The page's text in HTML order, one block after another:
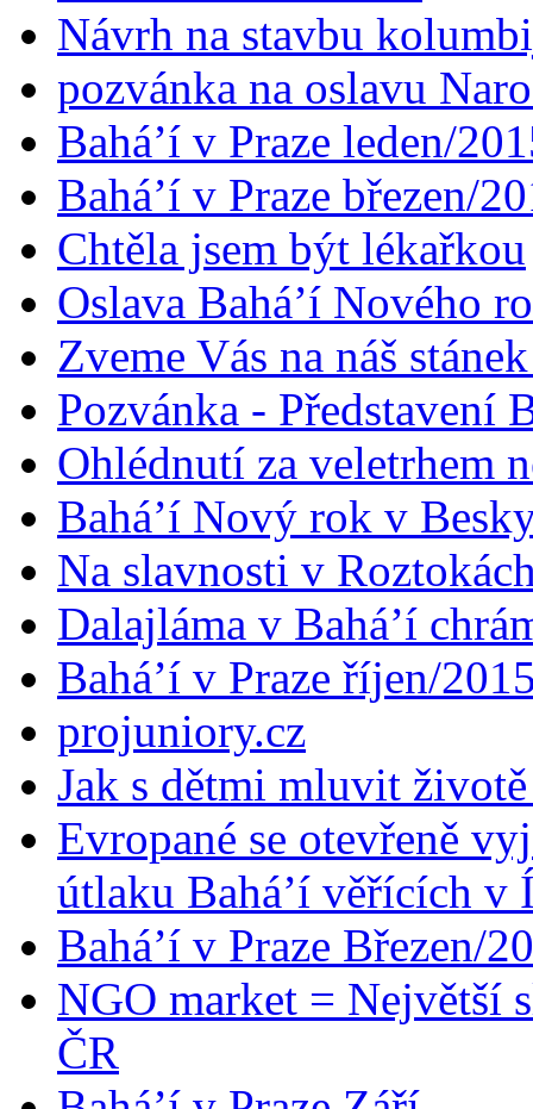
Návrh na stavbu
pozvánka na oslavu
Bahá’í v Praze leden/
Bahá’í v Praze březen/
Chtěla jsem být lékařkou
Oslava Bahá’í Nového
Zveme Vás na náš
Pozvánka - Představení
Ohlédnutí za veletrhem
Bahá’í Nový rok v
Na slavnosti v
Dalajláma v Bahá’í
Bahá’í v Praze říjen/
projuniory.cz
Jak s dětmi mluvit
Evropané se otevřeně
útlaku Bahá’í věřících v
Bahá’í v Praze Březen/
NGO market = Největší
ČR